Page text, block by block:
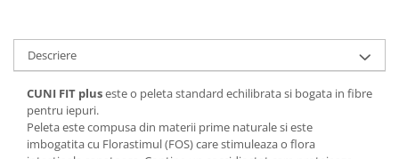
Hrană (furaje)
Hrănitori
Suplimente și grituri
Accesorii pentru făcut cuşti
Curatare copite
Descriere
CUNI FIT pluseste o peleta standard echilibrata si bogata in fibre
pentru iepuri.
Peleta este compusa din materii prime naturale si este
imbogatita cu Florastimul (FOS) care stimuleaza o flora